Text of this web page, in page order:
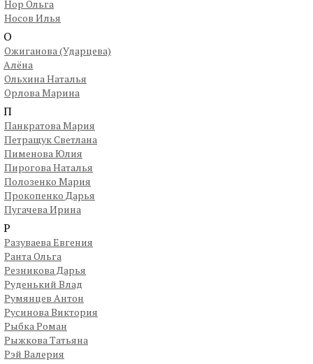
Нор Ольга
Носов Илья
О
Ожиганова (Ударцева)
Алёна
Ольхина Наталья
Орлова Марина
П
Панкратова Мария
Петращук Светлана
Пименова Юлия
Пирогова Наталья
Полозенко Мария
Прокопенко Дарья
Пугачева Ирина
Р
Разуваева Евгения
Ранта Ольга
Резникова Дарья
Руденький Влад
Румянцев Антон
Русинова Виктория
Рыбка Роман
Рыжкова Татьяна
Рэй Валерия